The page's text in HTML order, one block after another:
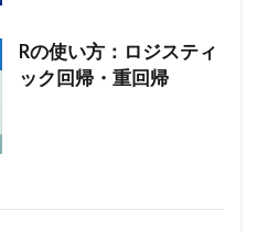
Rの使い方：ロジスティ
ック回帰・重回帰